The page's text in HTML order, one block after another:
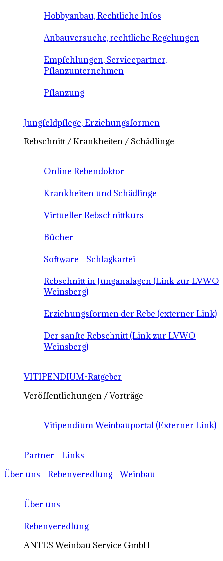
Hobbyanbau, Rechtliche Infos
Anbauversuche, rechtliche Regelungen
Empfehlungen, Servicepartner,
Pflanzunternehmen
Pflanzung
Jungfeldpflege, Erziehungsformen
Rebschnitt / Krankheiten / Schädlinge
Online Rebendoktor
Krankheiten und Schädlinge
Virtueller Rebschnittkurs
Bücher
Software - Schlagkartei
Rebschnitt in Junganalagen (Link zur LVWO
Weinsberg)
Erziehungsformen der Rebe (externer Link)
Der sanfte Rebschnitt (Link zur LVWO
Weinsberg)
VITIPENDIUM-Ratgeber
Veröffentlichungen / Vorträge
Vitipendium Weinbauportal (Externer Link)
Partner - Links
Über uns - Rebenveredlung - Weinbau
Über uns
Rebenveredlung
ANTES Weinbau Service GmbH